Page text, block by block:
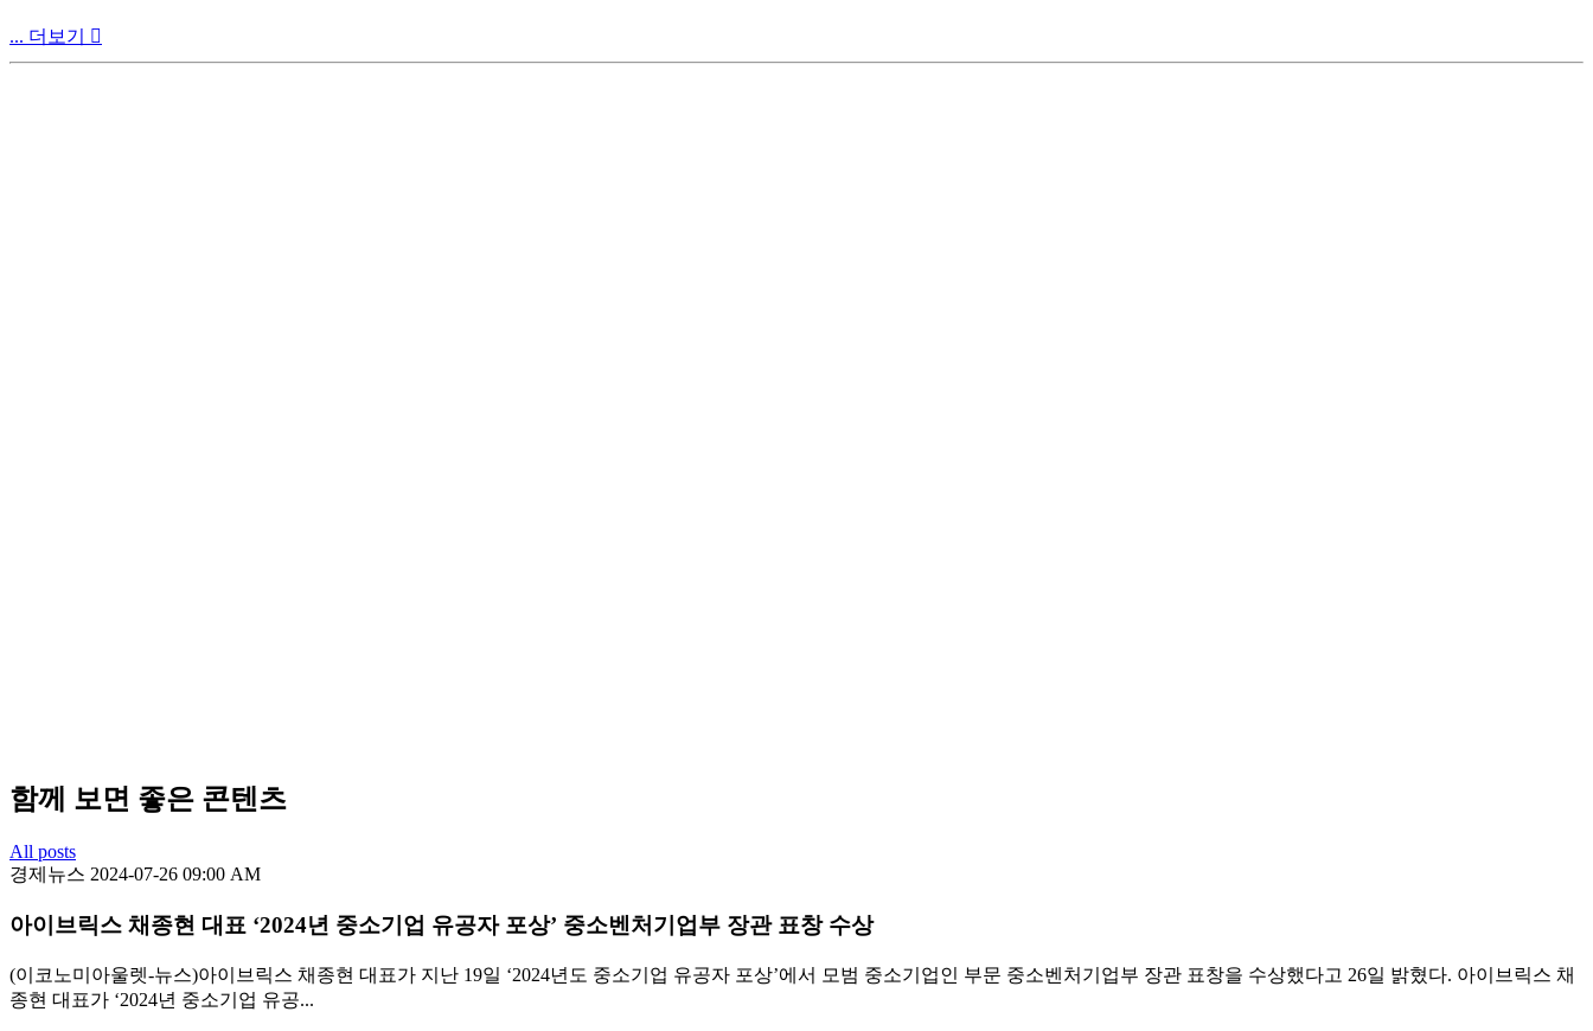
... 더보기 
함께 보면 좋은 콘텐츠
All posts
경제뉴스 2024-07-26 09:00 AM
아이브릭스 채종현 대표 ‘2024년 중소기업 유공자 포상’ 중소벤처기업부 장관 표창 수상
(이코노미아울렛-뉴스)아이브릭스 채종현 대표가 지난 19일 ‘2024년도 중소기업 유공자 포상’에서 모범 중소기업인 부문 중소벤처기업부 장관 표창을 수상했다고 26일 밝혔다. 아이브릭스 채
종현 대표가 ‘2024년 중소기업 유공...